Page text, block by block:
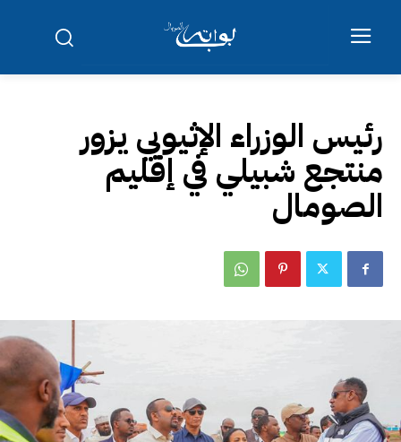
رئيس الوزراء الإثيوبي يزور
منتجع شبيلي في إقليم
الصومال